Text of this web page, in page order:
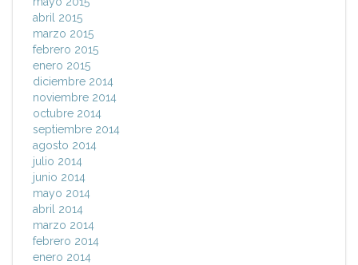
abril 2015
marzo 2015
febrero 2015
enero 2015
diciembre 2014
noviembre 2014
octubre 2014
septiembre 2014
agosto 2014
julio 2014
junio 2014
mayo 2014
abril 2014
marzo 2014
febrero 2014
enero 2014